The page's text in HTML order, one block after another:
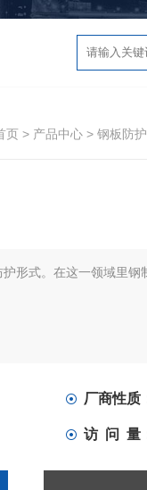
页 > 产品中心 > 钢板防
形式。在这一领域里
厂商性质
访 问 量